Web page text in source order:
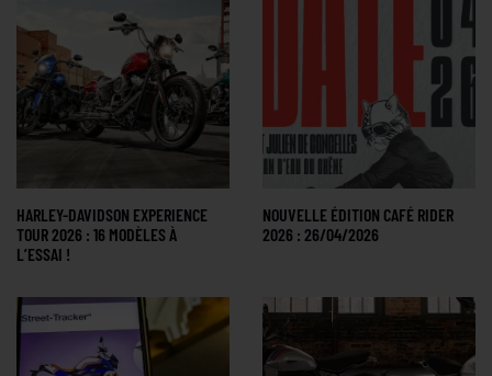
HARLEY-DAVIDSON EXPERIENCE
TOUR 2026 : 16 MODÈLES À
L’ESSAI !
NOUVELLE ÉDITION CAFÉ RIDER
2026 : 26/04/2026